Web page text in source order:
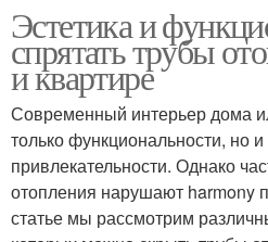
Эстетика и
спрятать трубы
и квартире
Современный интерьер дома
только функциональности, но и
привлекательности. Однако
отопления нарушают harmony
статье мы рассмотрим